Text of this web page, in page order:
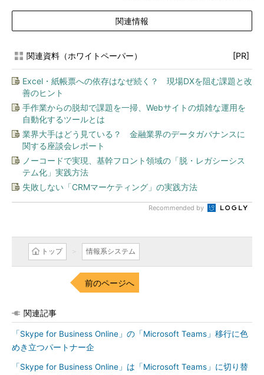
関連情報
関連資料（ホワイトペーパー） [PR]
Excel・紙帳票への依存はなぜ続く？ 現場DXを阻む課題と改
善のヒント
手作業からの脱却で課題を一掃、Webサイトの煩雑な運用を
自動化するツールとは
業界大手はどう見ている？ 金融業界のデータガバナンスに
関する座談会レポート
ノーコードで実現、基幹フロント領域の「脱・レガシーシス
テム化」実践方法
失敗しない「CRMマーケティング」の実践方法
Recommended by
トップ 情報系システム
前のページへ
関連記事
「Skype for Business Online」の「Microsoft Teams」移行に色
めき立つパートナー企
「Skype for Business Online」は「Microsoft Teams」に切り替